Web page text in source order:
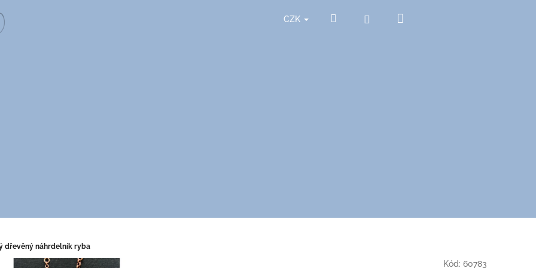
CZK Hledat Přihlášení
dřevěný náhrdelník ryba
Kód: 60783